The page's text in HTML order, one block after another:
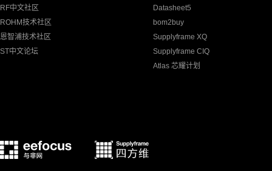
RF中文社区
ROHM技术社区
恩智浦技术社区
ST中文论坛
Datasheet5
bom2buy
Supplyframe XQ
Supplyframe CIQ
Atlas 芯耀计划